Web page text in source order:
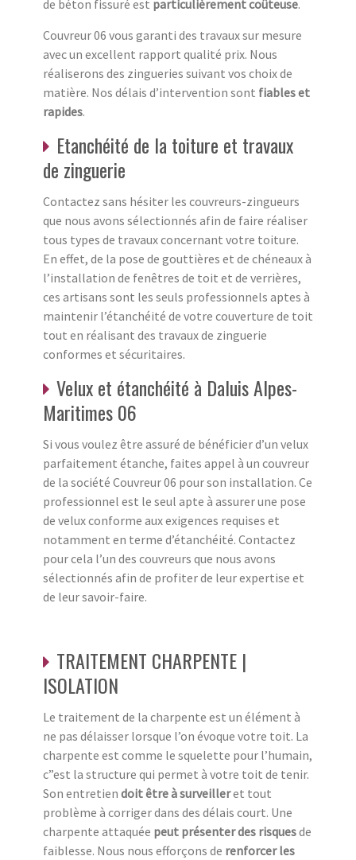
de béton fissuré est particulièrement coûteuse.
Couvreur 06 vous garanti des travaux sur mesure
avec un excellent rapport qualité prix. Nous
réaliserons des zingueries suivant vos choix de
matière. Nos délais d’intervention sont fiables et
rapides.
Etanchéité de la toiture et travaux
de zinguerie
Contactez sans hésiter les couvreurs-zingueurs
que nous avons sélectionnés afin de faire réaliser
tous types de travaux concernant votre toiture.
En effet, de la pose de gouttières et de chéneaux à
l’installation de fenêtres de toit et de verrières,
ces artisans sont les seuls professionnels aptes à
maintenir l’étanchéité de votre couverture de toit
tout en réalisant des travaux de zinguerie
conformes et sécuritaires.
Velux et étanchéité à Daluis Alpes-
Maritimes 06
Si vous voulez être assuré de bénéficier d’un velux
parfaitement étanche, faites appel à un couvreur
de la société Couvreur 06 pour son installation. Ce
professionnel est le seul apte à assurer une pose
de velux conforme aux exigences requises et
notamment en terme d’étanchéité. Contactez
pour cela l’un des couvreurs que nous avons
sélectionnés afin de profiter de leur expertise et
de leur savoir-faire.
TRAITEMENT CHARPENTE |
ISOLATION
Le traitement de la charpente est un élément à
ne pas délaisser lorsque l’on évoque votre toit. La
charpente est comme le squelette pour l’humain,
c”est la structure qui permet à votre toit de tenir.
Son entretien doit être à surveilleret tout
problème à corriger dans des délais court. Une
charpente attaquée peut présenter des risquesde
faiblesse. Nous nous efforçons de renforcer les